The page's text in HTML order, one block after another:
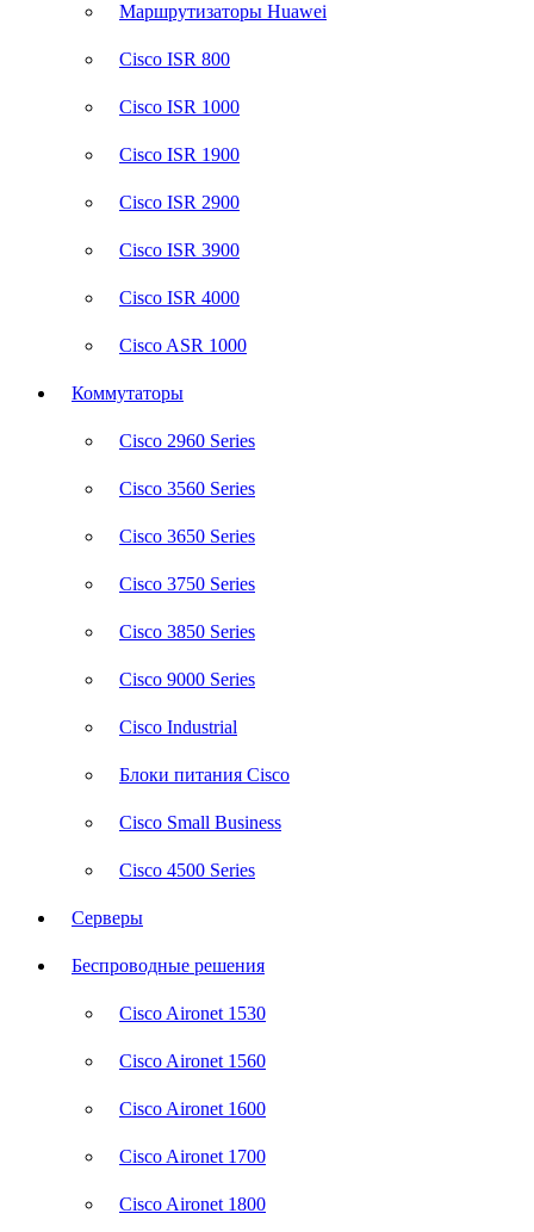
Маршрутизаторы Huawei
Cisco ISR 800
Cisco ISR 1000
Cisco ISR 1900
Cisco ISR 2900
Cisco ISR 3900
Cisco ISR 4000
Cisco ASR 1000
Коммутаторы
Cisco 2960 Series
Cisco 3560 Series
Cisco 3650 Series
Cisco 3750 Series
Cisco 3850 Series
Cisco 9000 Series
Cisco Industrial
Блоки питания Cisco
Cisco Small Business
Cisco 4500 Series
Серверы
Беспроводные решения
Cisco Aironet 1530
Cisco Aironet 1560
Cisco Aironet 1600
Cisco Aironet 1700
Cisco Aironet 1800